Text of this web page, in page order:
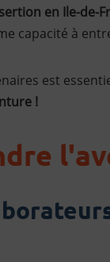
en Ile-de-
capacité à
est
!